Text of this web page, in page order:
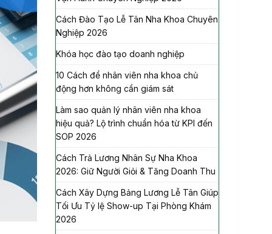
Cách Đào Tạo Lễ Tân Nha Khoa Chuyên
Nghiệp 2026
Khóa học đào tạo doanh nghiệp
10 Cách để nhân viên nha khoa chủ
động hơn không cần giám sát
Làm sao quản lý nhân viên nha khoa
hiệu quả? Lộ trình chuẩn hóa từ KPI đến
SOP 2026
Cách Trả Lương Nhân Sự Nha Khoa
2026: Giữ Người Giỏi & Tăng Doanh Thu
Cách Xây Dựng Bảng Lương Lễ Tân Giúp
Tối Ưu Tỷ lệ Show-up Tại Phòng Khám
2026